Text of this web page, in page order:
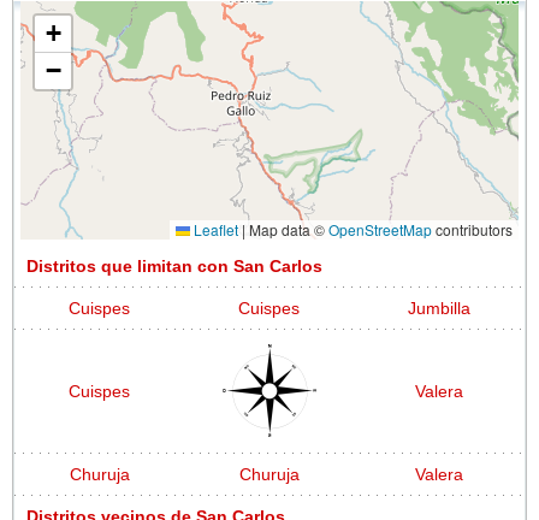
+
−
Leaflet | Map data ©OpenStreetMapcontributors
Distritos que limitan con San Carlos
Cuispes Cuispes Jumbilla
Cuispes Valera
Churuja Churuja Valera